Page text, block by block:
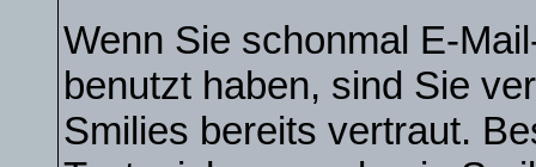
Wenn Sie schonmal E-
benutzt haben, sind Sie
Smilies bereits vertraut.